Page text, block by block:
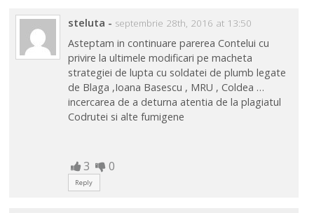
steluta - septembrie 28th, 2016 at 13:50
Asteptam in continuare parerea Contelui cu
privire la ultimele modificari pe macheta
strategiei de lupta cu soldatei de plumb legate
de Blaga ,Ioana Basescu , MRU , Coldea …
incercarea de a deturna atentia de la plagiatul
Codrutei si alte fumigene
3 0
Reply